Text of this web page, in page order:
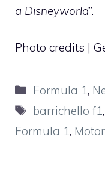
a Disneyworld”.
Photo credits |
Categorie
Formula 1,
Tag
barrichello f1,
Formula 1,